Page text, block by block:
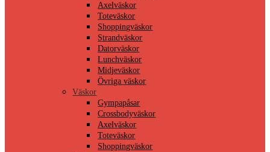
Axelväskor
Toteväskor
Shoppingväskor
Strandväskor
Datorväskor
Lunchväskor
Midjeväskor
Övriga väskor
Väskor
Gympapåsar
Crossbodyväskor
Axelväskor
Toteväskor
Shoppingväskor